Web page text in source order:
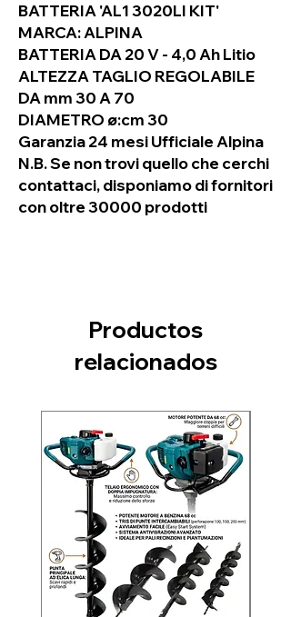
BATTERIA 'AL1 3020LI KIT'
MARCA: ALPINA
BATTERIA DA 20 V - 4,0 Ah Litio
ALTEZZA TAGLIO REGOLABILE
DA mm 30 A 70
DIAMETRO ø:cm 30
Garanzia 24 mesi Ufficiale Alpina
N.B. Se non trovi quello che cerchi
contattaci, disponiamo di fornitori
con oltre 30000 prodotti
Productos
relacionados